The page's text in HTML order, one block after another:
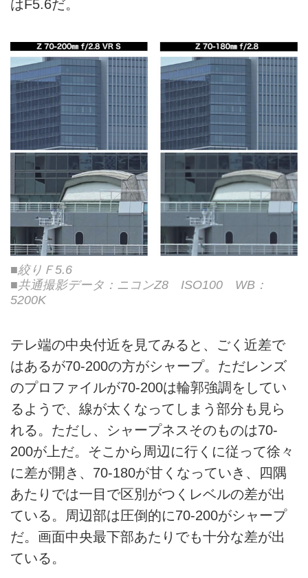
はF5.6だ。
■絞りＦ5.6
■共通撮影データ：ニコンZ8 ISO100 WB：
5200K
テレ端の中央付近を見てみると、ごく近差で
はあるが70-200の方がシャープ。ただレンズ
のプロファイルが70-200は輪郭強調をしてい
るようで、線が太くなってしまう部分も見ら
れる。ただし、シャープネスそのものは70-
200が上だ。そこから周辺に行くに従って徐々
に差が開き、70-180が甘くなっていき、四隅
あたりでは一目で区別がつくレベルの差が出
ている。周辺部は圧倒的に70-200がシャープ
だ。画面中央最下部あたりでも十分な差が出
ている。